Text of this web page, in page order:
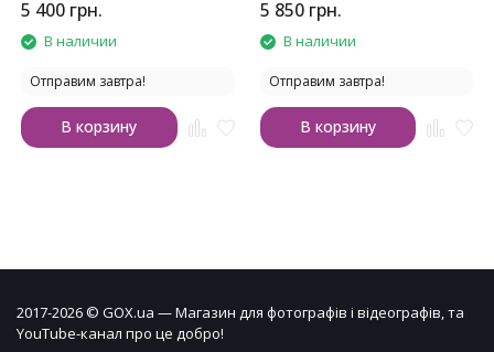
5 400 грн.
В наличии
Отправим завтра!
В корзину
5 850 грн.
В наличии
Отправим завтра!
В корзину
2017-2026 © GOX.ua — Магазин для фотографів і відеографів, та
YouTube-канал про це добро!